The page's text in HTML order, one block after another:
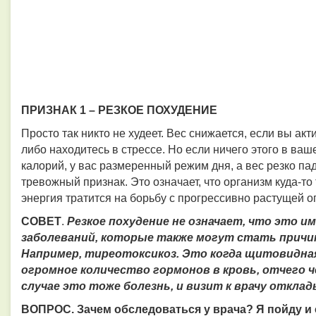
ПРИЗНАК 1 – РЕЗКОЕ ПОХУДЕНИЕ
Просто так никто не худеет. Вес снижается, если вы
либо находитесь в стрессе. Но если ничего этого в
калорий, у вас размеренный режим дня, а вес резко
тревожный признак. Это означает, что организм куда-
энергия тратится на борьбу с прогрессивно растущей
СОВЕТ. Резкое похудение не означает, что это
заболеваний, которые также могут стать
Например, тиреотоксикоз. Это когда
огромное количество гормонов в кровь, отчего
случае это тоже болезнь, и визит к врачу
ВОПРОС. Зачем обследоваться у врача? Я пойду